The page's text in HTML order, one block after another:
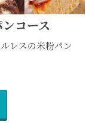
ンコース
レスの米粉パン